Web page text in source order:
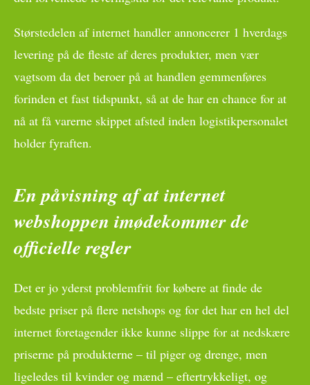
Størstedelen af internet handler annoncerer 1 hverdags
levering på de fleste af deres produkter, men vær
vagtsom da det beroer på at handlen gemmenføres
forinden et fast tidspunkt, så at de har en chance for at
nå at få varerne skippet afsted inden logistikpersonalet
holder fyraften.
En påvisning af at internet
webshoppen imødekommer de
officielle regler
Det er jo yderst problemfrit for købere at finde de
bedste priser på flere netshops og for det har en hel del
internet foretagender ikke kunne slippe for at nedskære
priserne på produkterne – til piger og drenge, men
ligeledes til kvinder og mænd – eftertrykkeligt, og